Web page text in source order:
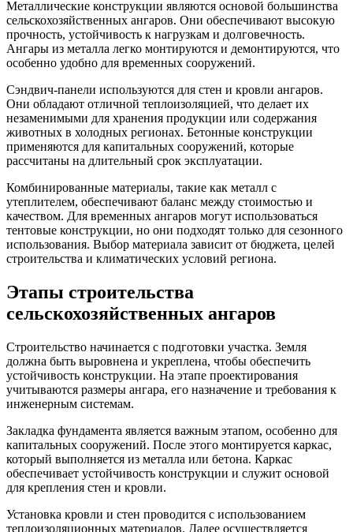
Металлические конструкции являются основой большинства
сельскохозяйственных ангаров. Они обеспечивают высокую
прочность, устойчивость к нагрузкам и долговечность.
Ангары из металла легко монтируются и демонтируются, что
особенно удобно для временных сооружений.
Сэндвич-панели используются для стен и кровли ангаров.
Они обладают отличной теплоизоляцией, что делает их
незаменимыми для хранения продукции или содержания
животных в холодных регионах. Бетонные конструкции
применяются для капитальных сооружений, которые
рассчитаны на длительный срок эксплуатации.
Комбинированные материалы, такие как металл с
утеплителем, обеспечивают баланс между стоимостью и
качеством. Для временных ангаров могут использоваться
тентовые конструкции, но они подходят только для сезонного
использования. Выбор материала зависит от бюджета, целей
строительства и климатических условий региона.
Этапы строительства
сельскохозяйственных ангаров
Строительство начинается с подготовки участка. Земля
должна быть выровнена и укреплена, чтобы обеспечить
устойчивость конструкции. На этапе проектирования
учитываются размеры ангара, его назначение и требования к
инженерным системам.
Закладка фундамента является важным этапом, особенно для
капитальных сооружений. После этого монтируется каркас,
который выполняется из металла или бетона. Каркас
обеспечивает устойчивость конструкции и служит основой
для крепления стен и кровли.
Установка кровли и стен проводится с использованием
теплоизоляционных материалов. Далее осуществляется